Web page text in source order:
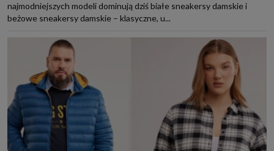
najmodniejszych modeli dominują dziś białe sneakersy damskie i
beżowe sneakersy damskie – klasyczne, u...